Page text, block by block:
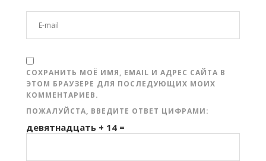
СОХРАНИТЬ МОЁ ИМЯ, EMAIL И АДРЕС САЙТА В
ЭТОМ БРАУЗЕРЕ ДЛЯ ПОСЛЕДУЮЩИХ МОИХ
КОММЕНТАРИЕВ.
ПОЖАЛУЙСТА, ВВЕДИТЕ ОТВЕТ ЦИФРАМИ:
девятнадцать + 14 =